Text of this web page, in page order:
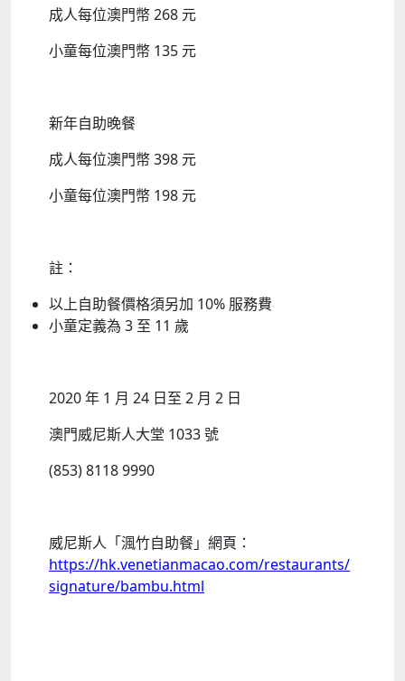
成人每位澳門幣 268 元
小童每位澳門幣 135 元
新年自助晚餐
成人每位澳門幣 398 元
小童每位澳門幣 198 元
註：
以上自助餐價格須另加 10% 服務費
小童定義為 3 至 11 歲
2020 年 1 月 24 日至 2 月 2 日
澳門威尼斯人大堂 1033 號
(853) 8118 9990
威尼斯人「渢竹自助餐」網頁：
https://hk.venetianmacao.com/restaurants/
signature/bambu.html